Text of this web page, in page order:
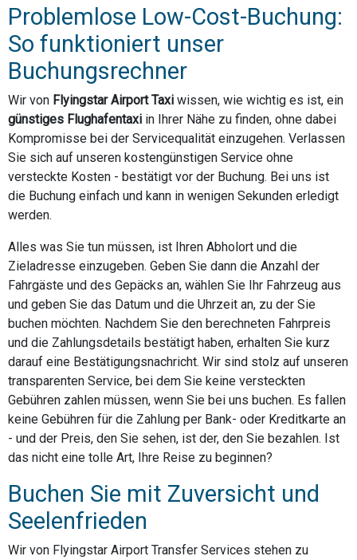
Problemlose Low-Cost-Buchung:
So funktioniert unser
Buchungsrechner
Wir von Flyingstar Airport Taxi wissen, wie wichtig es ist, ein
günstiges Flughafentaxi in Ihrer Nähe zu finden, ohne dabei
Kompromisse bei der Servicequalität einzugehen. Verlassen
Sie sich auf unseren kostengünstigen Service ohne
versteckte Kosten - bestätigt vor der Buchung. Bei uns ist
die Buchung einfach und kann in wenigen Sekunden erledigt
werden.
Alles was Sie tun müssen, ist Ihren Abholort und die
Zieladresse einzugeben. Geben Sie dann die Anzahl der
Fahrgäste und des Gepäcks an, wählen Sie Ihr Fahrzeug aus
und geben Sie das Datum und die Uhrzeit an, zu der Sie
buchen möchten. Nachdem Sie den berechneten Fahrpreis
und die Zahlungsdetails bestätigt haben, erhalten Sie kurz
darauf eine Bestätigungsnachricht. Wir sind stolz auf unseren
transparenten Service, bei dem Sie keine versteckten
Gebühren zahlen müssen, wenn Sie bei uns buchen. Es fallen
keine Gebühren für die Zahlung per Bank- oder Kreditkarte an
- und der Preis, den Sie sehen, ist der, den Sie bezahlen. Ist
das nicht eine tolle Art, Ihre Reise zu beginnen?
Buchen Sie mit Zuversicht und
Seelenfrieden
Wir von Flyingstar Airport Transfer Services stehen zu